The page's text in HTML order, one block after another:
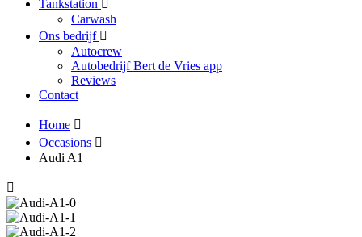
Tankstation
Carwash
Ons bedrijf
Autocrew
Autobedrijf Bert de Vries app
Reviews
Contact
Home
Occasions
Audi A1